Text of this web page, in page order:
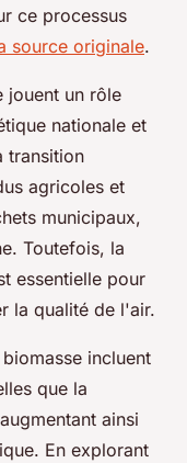
ce processus
source originale.
jouent un rôle
nationale et
transition
agricoles et
municipaux,
Toutefois, la
essentielle pour
la qualité de l'air.
incluent
que la
ainsi
En explorant